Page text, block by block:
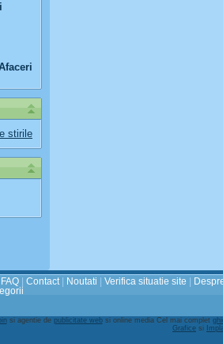
stirile
FAQ Contact Noutati Verifica situatie site
si agentie de publicitate websi online media Cel mai complet
Grafice si